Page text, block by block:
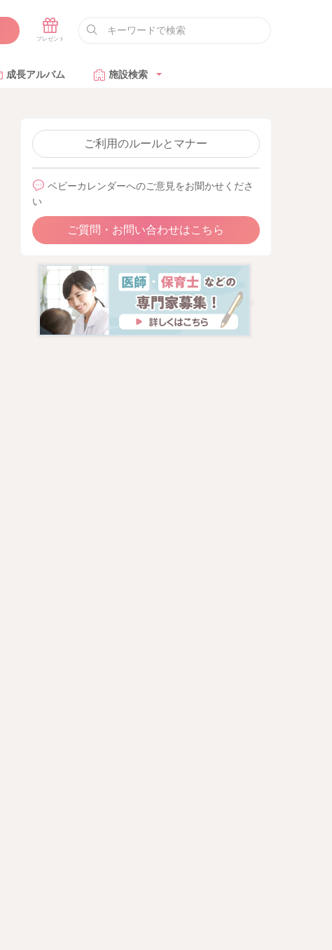
成長アルバム 施設検索
ご利用のルールとマナー
ベビーカレンダーへのご意見をお聞かせくださ
い
ご質問・お問い合わせはこちら